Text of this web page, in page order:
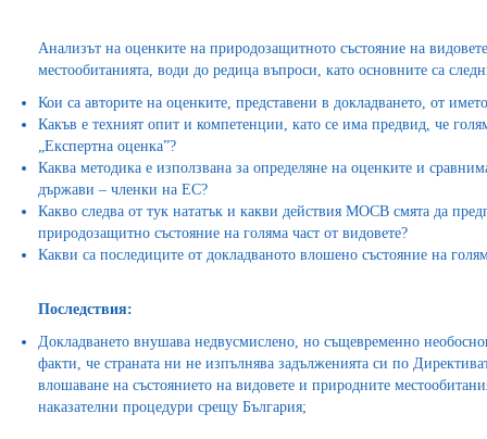
Анализът на оценките на природозащитното състояние на
местообитанията, води до редица въпроси, като основните са
Кои са авторите на оценките, представени в докладването, от
Какъв е техният опит и компетенции, като се има предвид, че
„Експертна оценка”?
Каква методика е използвана за определяне на оценките и
държави – членки на ЕС?
Какво следва от тук нататък и какви действия МОСВ смята да
природозащитно състояние на голяма част от видовете?
Какви са последиците от докладваното влошено състояние на
Последствия:
Докладването внушава недвусмислено, но същевременно
факти, че страната ни не изпълнява задълженията си по
влошаване на състоянието на видовете и природните
наказателни процедури срещу България;